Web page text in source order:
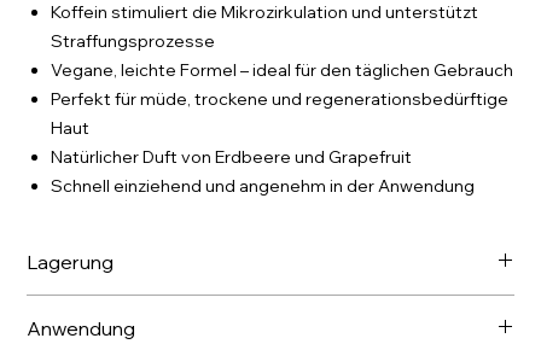
Koffein stimuliert die Mikrozirkulation und unterstützt
Straffungsprozesse
Vegane, leichte Formel – ideal für den täglichen Gebrauch
Perfekt für müde, trockene und regenerationsbedürftige
Haut
Natürlicher Duft von Erdbeere und Grapefruit
Schnell einziehend und angenehm in der Anwendung
Lagerung
Anwendung